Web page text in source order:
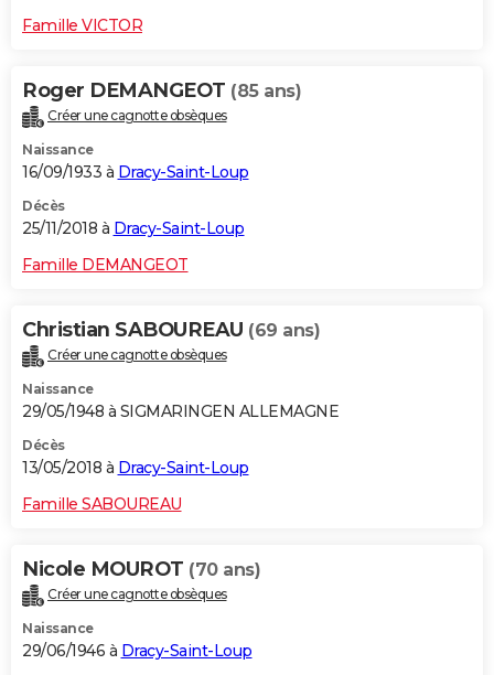
Famille VICTOR
Roger DEMANGEOT (85 ans)
Créer une cagnotte obsèques
Naissance
16/09/1933 à Dracy-Saint-Loup
Décès
25/11/2018 à Dracy-Saint-Loup
Famille DEMANGEOT
Christian SABOUREAU (69 ans)
Créer une cagnotte obsèques
Naissance
29/05/1948 à SIGMARINGEN ALLEMAGNE
Décès
13/05/2018 à Dracy-Saint-Loup
Famille SABOUREAU
Nicole MOUROT (70 ans)
Créer une cagnotte obsèques
Naissance
29/06/1946 à Dracy-Saint-Loup